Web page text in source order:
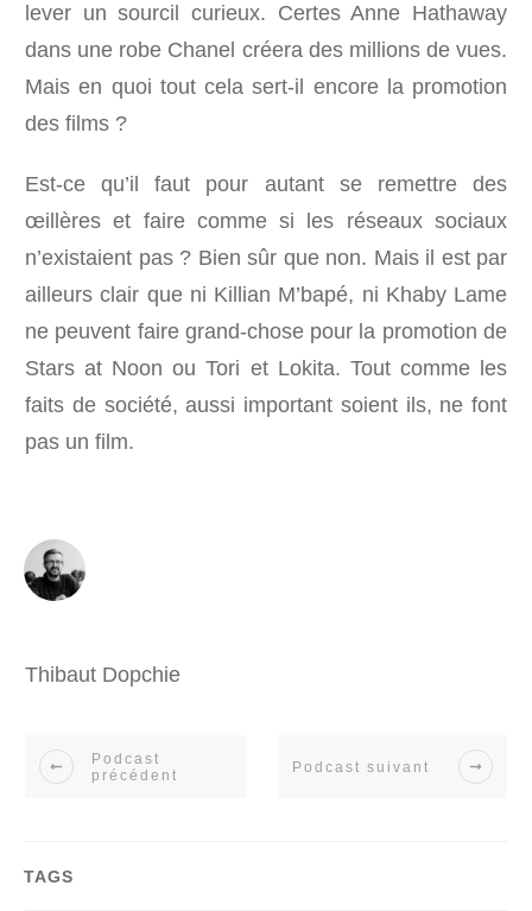
lever un sourcil curieux. Certes Anne Hathaway
dans une robe Chanel créera des millions de vues.
Mais en quoi tout cela sert-il encore la promotion
des films ?
Est-ce qu’il faut pour autant se remettre des
œillères et faire comme si les réseaux sociaux
n’existaient pas ? Bien sûr que non. Mais il est par
ailleurs clair que ni Killian M’bapé, ni Khaby Lame
ne peuvent faire grand-chose pour la promotion de
Stars at Noon ou Tori et Lokita. Tout comme les
faits de société, aussi important soient ils, ne font
pas un film.
Thibaut Dopchie
Podcast
précédent
Podcast suivant
TAGS